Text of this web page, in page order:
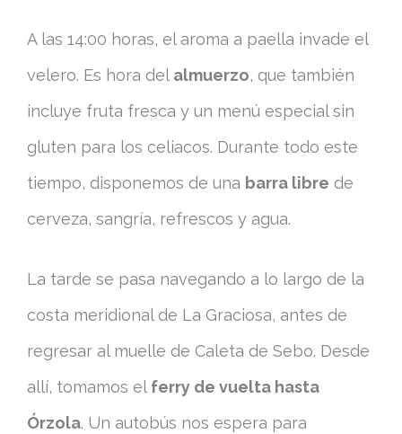
A las 14:00 horas, el aroma a paella invade el
velero. Es hora del almuerzo, que también
incluye fruta fresca y un menú especial sin
gluten para los celiacos. Durante todo este
tiempo, disponemos de una barra libre de
cerveza, sangría, refrescos y agua.
La tarde se pasa navegando a lo largo de la
costa meridional de La Graciosa, antes de
regresar al muelle de Caleta de Sebo. Desde
allí, tomamos el ferry de vuelta hasta
Órzola. Un autobús nos espera para